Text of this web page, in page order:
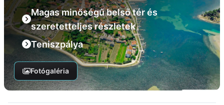
Magas minőségű belső tér és
szeretetteljes részletek
Teniszpálya
Fotógaléria